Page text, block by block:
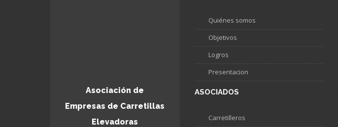
Asociación de
Empresas de Carretillas
Elevadoras
Quiénes somos
Objetivos
Logros
Presentacion
ASOCIADOS
Carretilleros